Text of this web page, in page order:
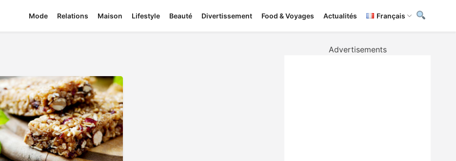
Mode Relations Maison Lifestyle Beauté Divertissement Food & Voyages Actualités Français
Advertisements